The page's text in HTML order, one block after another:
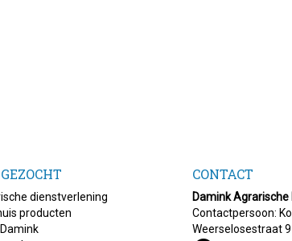
dienstverlening
producten
CONTACT
Damink
Contactpersoon:
Weerselosestraat 9